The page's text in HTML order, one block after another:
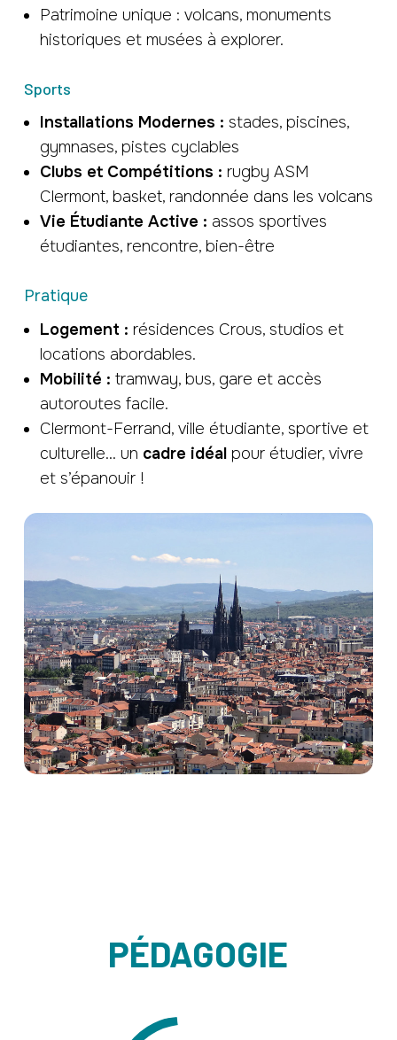
Patrimoine unique : volcans, monuments
historiques et musées à explorer.
Sports
Installations Modernes : stades, piscines,
gymnases, pistes cyclables
Clubs et Compétitions : rugby ASM
Clermont, basket, randonnée dans les volcans
Vie Étudiante Active : assos sportives
étudiantes, rencontre, bien-être
Pratique
Logement : résidences Crous, studios et
locations abordables.
Mobilité : tramway, bus, gare et accès
autoroutes facile.
Clermont-Ferrand, ville étudiante, sportive et
culturelle… un cadre idéalpour étudier, vivre
et s’épanouir !
PÉDAGOGIE